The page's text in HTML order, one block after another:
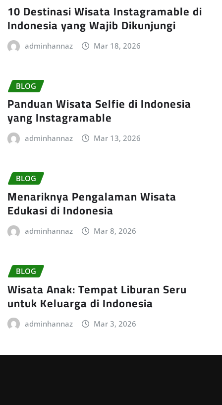
10 Destinasi Wisata Instagramable di
Indonesia yang Wajib Dikunjungi
adminhannaz Mar 18, 2026
BLOG
Panduan Wisata Selfie di Indonesia
yang Instagramable
adminhannaz Mar 13, 2026
BLOG
Menariknya Pengalaman Wisata
Edukasi di Indonesia
adminhannaz Mar 8, 2026
BLOG
Wisata Anak: Tempat Liburan Seru
untuk Keluarga di Indonesia
adminhannaz Mar 3, 2026